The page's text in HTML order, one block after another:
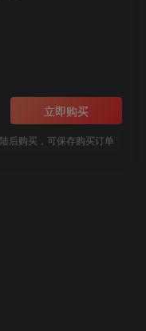
立即购买
后购买，可保存购买订单